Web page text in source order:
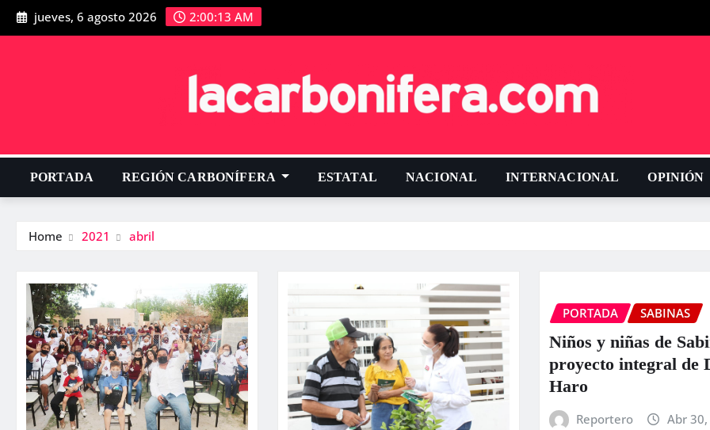
jueves, 6 agosto 2026 2:00:14 AM
PORTADA REGIÓN CARBONÍFERA ESTATAL NACIONAL INTERNACIONAL OPINIÓN
Home 2021 abril
PORTADA SABINAS
Niños y niñas de
proyecto integral de
Haro
Reportero
Abr 30,